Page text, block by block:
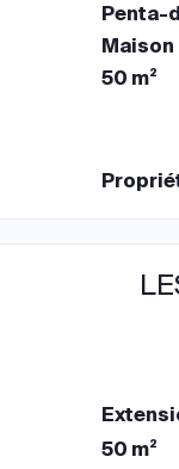
Penta-
50 m²
50 m²